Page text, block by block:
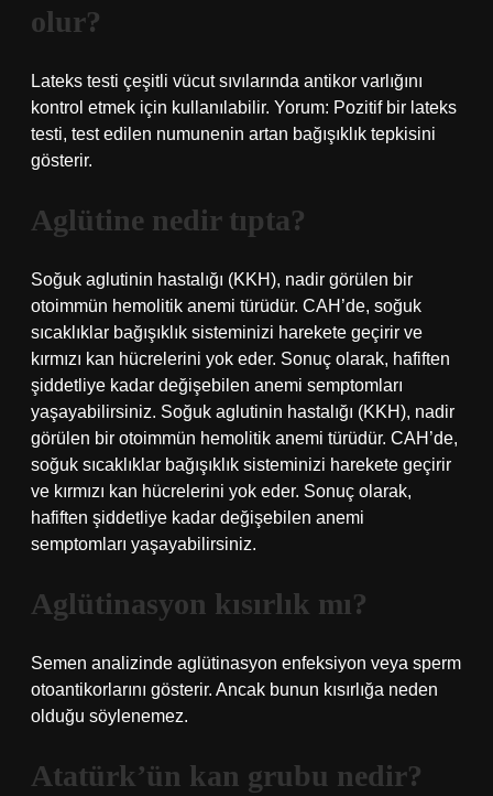
olur?
Lateks testi çeşitli vücut sıvılarında antikor varlığını
kontrol etmek için kullanılabilir. Yorum: Pozitif bir lateks
testi, test edilen numunenin artan bağışıklık tepkisini
gösterir.
Aglütine nedir tıpta?
Soğuk aglutinin hastalığı (KKH), nadir görülen bir
otoimmün hemolitik anemi türüdür. CAH’de, soğuk
sıcaklıklar bağışıklık sisteminizi harekete geçirir ve
kırmızı kan hücrelerini yok eder. Sonuç olarak, hafiften
şiddetliye kadar değişebilen anemi semptomları
yaşayabilirsiniz. Soğuk aglutinin hastalığı (KKH), nadir
görülen bir otoimmün hemolitik anemi türüdür. CAH’de,
soğuk sıcaklıklar bağışıklık sisteminizi harekete geçirir
ve kırmızı kan hücrelerini yok eder. Sonuç olarak,
hafiften şiddetliye kadar değişebilen anemi
semptomları yaşayabilirsiniz.
Aglütinasyon kısırlık mı?
Semen analizinde aglütinasyon enfeksiyon veya sperm
otoantikorlarını gösterir. Ancak bunun kısırlığa neden
olduğu söylenemez.
Atatürk’ün kan grubu nedir?